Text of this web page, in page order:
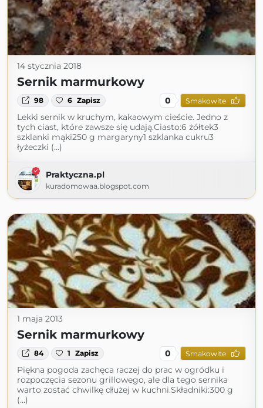
14 stycznia 2018
Sernik marmurkowy
98 6 Zapisz 0 Smakowite
Lekki sernik w kruchym, kakaowym cieście. Jedno z
tych ciast, które zawsze się udają.Ciasto:6 żółtek3
szklanki mąki250 g margaryny1 szklanka cukru3
łyżeczki (...)
Praktyczna.pl
kuradomowaa.blogspot.com
1 maja 2013
Sernik marmurkowy
84 1 Zapisz 0 Smakowite
Piękna pogoda zachęca raczej do prac w ogródku i
rozpoczęcia sezonu grillowego, ale dla tego sernika
warto zostać chwilkę dłużej w kuchni.Składniki:300 g
(...)